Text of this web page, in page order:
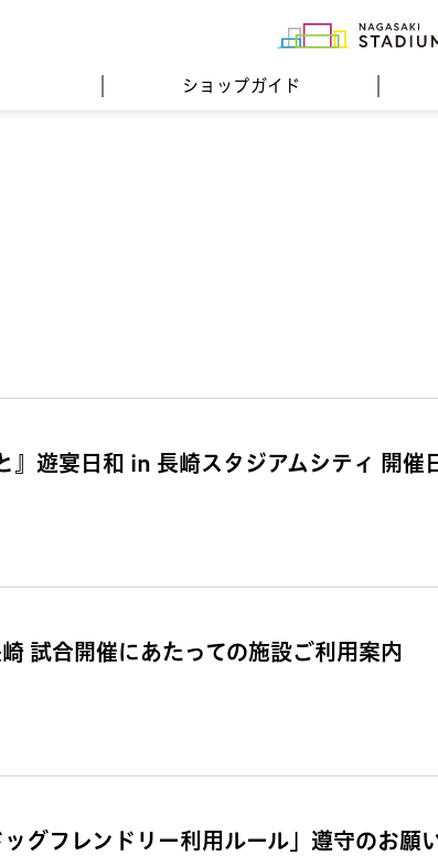
ショップガイド
遊宴日和 in 長崎スタジアムシティ 開催
試合開催にあたっての施設ご利用案内
グフレンドリー利用ルール」遵守のお願